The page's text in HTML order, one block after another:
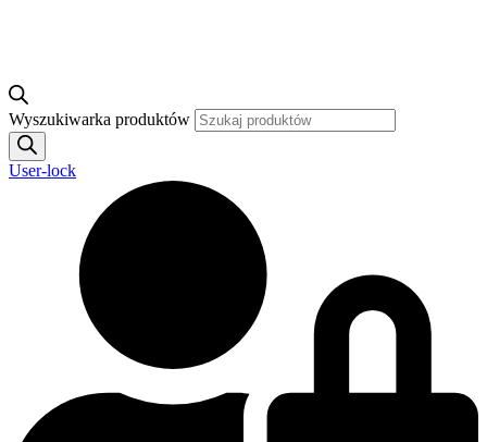
Wyszukiwarka produktów
User-lock